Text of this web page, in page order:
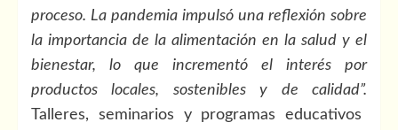
proceso. La pandemia impulsó una reflexión sobre
la importancia de la alimentación en la salud y el
bienestar, lo que incrementó el interés por
productos locales, sostenibles y de calidad”.
Talleres, seminarios y programas educativos